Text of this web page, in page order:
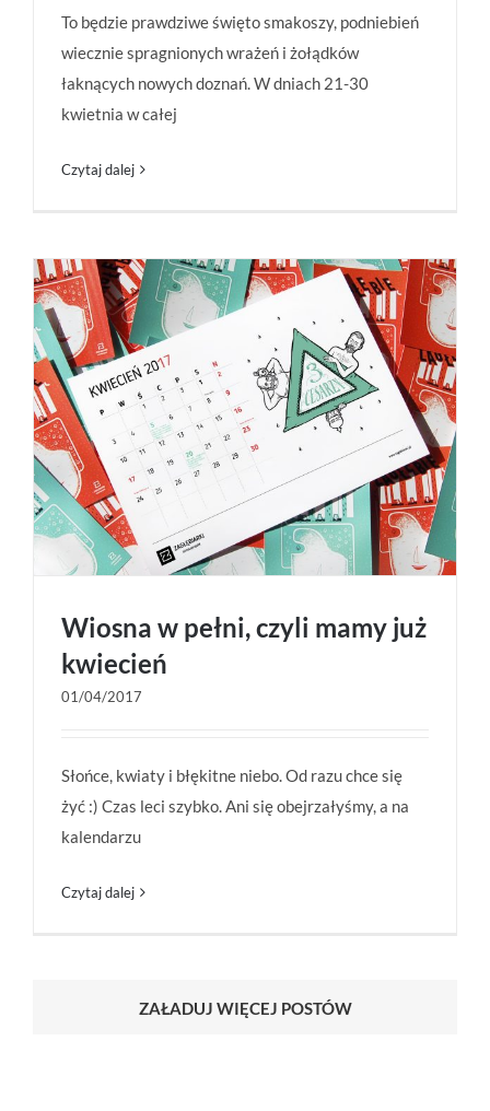
Smacznie, smaczniej, Restaurant Week
To będzie prawdziwe święto smakoszy, podniebień
wiecznie spragnionych wrażeń i żołądków
łaknących nowych doznań. W dniach 21-30
kwietnia w całej
Czytaj dalej
Wiosna w pełni, czyli mamy już kwiecień
Wiosna w pełni, czyli mamy już
kwiecień
01/04/2017
Słońce, kwiaty i błękitne niebo. Od razu chce się
żyć :) Czas leci szybko. Ani się obejrzałyśmy, a na
kalendarzu
Czytaj dalej
ZAŁADUJ WIĘCEJ POSTÓW